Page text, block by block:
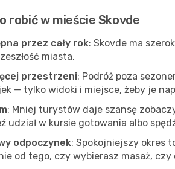
robić w mieście Skovde
przez cały rok: Skovde ma
miasta.
przestrzeni: Podróż poza
— tylko widoki i miejsce, żeby je
: Mniej turystów daje szansę
udział w kursie gotowania albo
odpoczynek: Spokojniejszy okres
od tego, czy wybierasz masaż, czy